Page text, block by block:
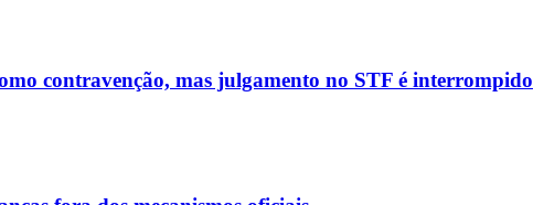
contravenção, mas julgamento no STF é interrompido